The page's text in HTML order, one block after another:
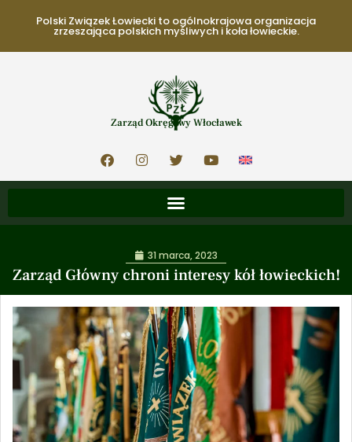
Polski Związek Łowiecki to ogólnokrajowa organizacja
zrzeszająca polskich myśliwych i koła łowieckie.
Zarząd Okręgowy Włocławek
Zarząd Główny chroni interesy kół łowieckich!
31 marca, 2023